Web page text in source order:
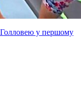
Голловею у першому